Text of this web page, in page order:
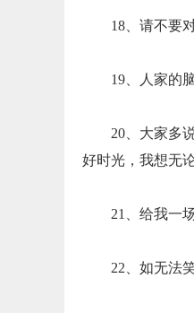
18、请不要
19、人家的
20、大家多
好时光，我想无
21、给我一
22、如无法